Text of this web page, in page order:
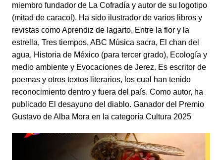
miembro fundador de La Cofradía y autor de su logotipo
(mitad de caracol). Ha sido ilustrador de varios libros y
revistas como Aprendiz de lagarto, Entre la flor y la
estrella, Tres tiempos, ABC Música sacra, El chan del
agua, Historia de México (para tercer grado), Ecología y
medio ambiente y Evocaciones de Jerez. Es escritor de
poemas y otros textos literarios, los cual han tenido
reconocimiento dentro y fuera del país. Como autor, ha
publicado El desayuno del diablo. Ganador del Premio
Gustavo de Alba Mora en la categoría Cultura 2025